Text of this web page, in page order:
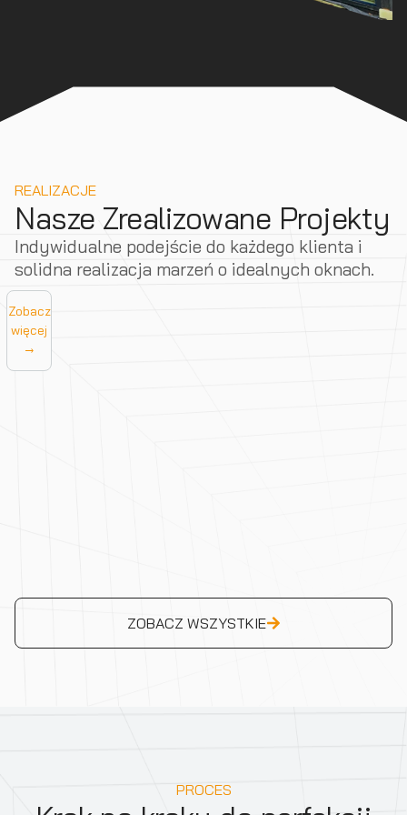
REALIZACJE
Nasze Zrealizowane Projekty
Indywidualne podejście do każdego klienta i
solidna realizacja marzeń o idealnych oknach.
Zobacz
więcej
→
ZOBACZ WSZYSTKIE
PROCES